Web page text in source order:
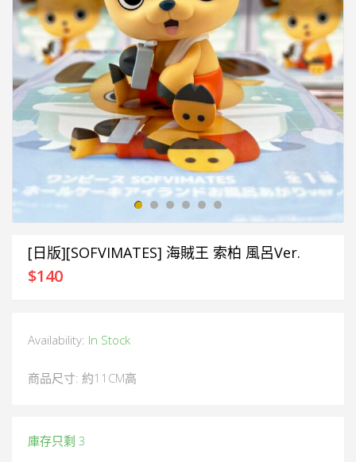
[日版][SOFVIMATES] 海賊王 索柏 風呂Ver.
$140
Availability: In Stock
商品尺寸: 約11CM高
庫存只剩 3